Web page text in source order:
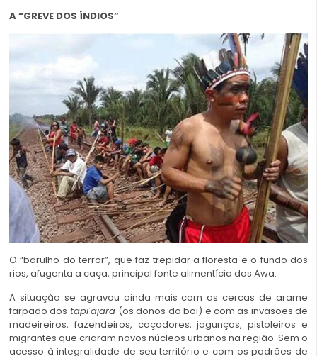
A “GREVE DOS ÍNDIOS”
O “barulho do terror”, que faz trepidar a floresta e o fundo dos
rios, afugenta a caça, principal fonte alimentícia dos Awa.
A situação se agravou ainda mais com as cercas de arame
farpado dos tapi´ajara (os donos do boi) e com as invasões de
madeireiros, fazendeiros, caçadores, jagunços, pistoleiros e
migrantes que criaram novos núcleos urbanos na região. Sem o
acesso à integralidade de seu território e com os padrões de